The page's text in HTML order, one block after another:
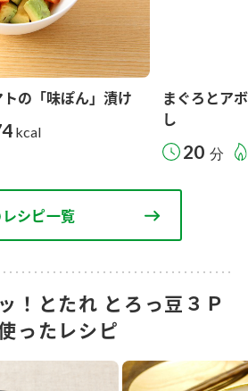
の「味ぽん」漬け
kcal
まぐろとア
し
20 分
シピ一覧
！とたれ とろっ豆３Ｐ
ったレシピ